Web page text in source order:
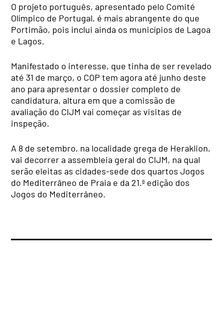
O projeto português, apresentado pelo Comité
Olímpico de Portugal, é mais abrangente do que
Portimão, pois inclui ainda os municípios de Lagoa
e Lagos.
Manifestado o interesse, que tinha de ser revelado
até 31 de março, o COP tem agora até junho deste
ano para apresentar o dossier completo de
candidatura, altura em que a comissão de
avaliação do CIJM vai começar as visitas de
inspeção.
A 8 de setembro, na localidade grega de Heraklion,
vai decorrer a assembleia geral do CIJM, na qual
serão eleitas as cidades-sede dos quartos Jogos
do Mediterrâneo de Praia e da 21.ª edição dos
Jogos do Mediterrâneo.